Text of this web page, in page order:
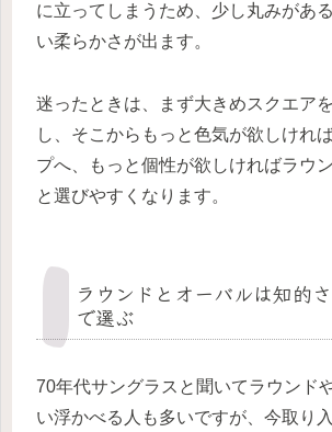
に立ってしまうため、少し丸みがあ
い柔らかさが出ます。
迷ったときは、まず大きめスクエア
し、そこからもっと色気が欲しけれ
プへ、もっと個性が欲しければラウ
と選びやすくなります。
ラウンドとオーバルは知的
で選ぶ
70年代サングラスと聞いてラウンド
い浮かべる人も多いですが、今取り